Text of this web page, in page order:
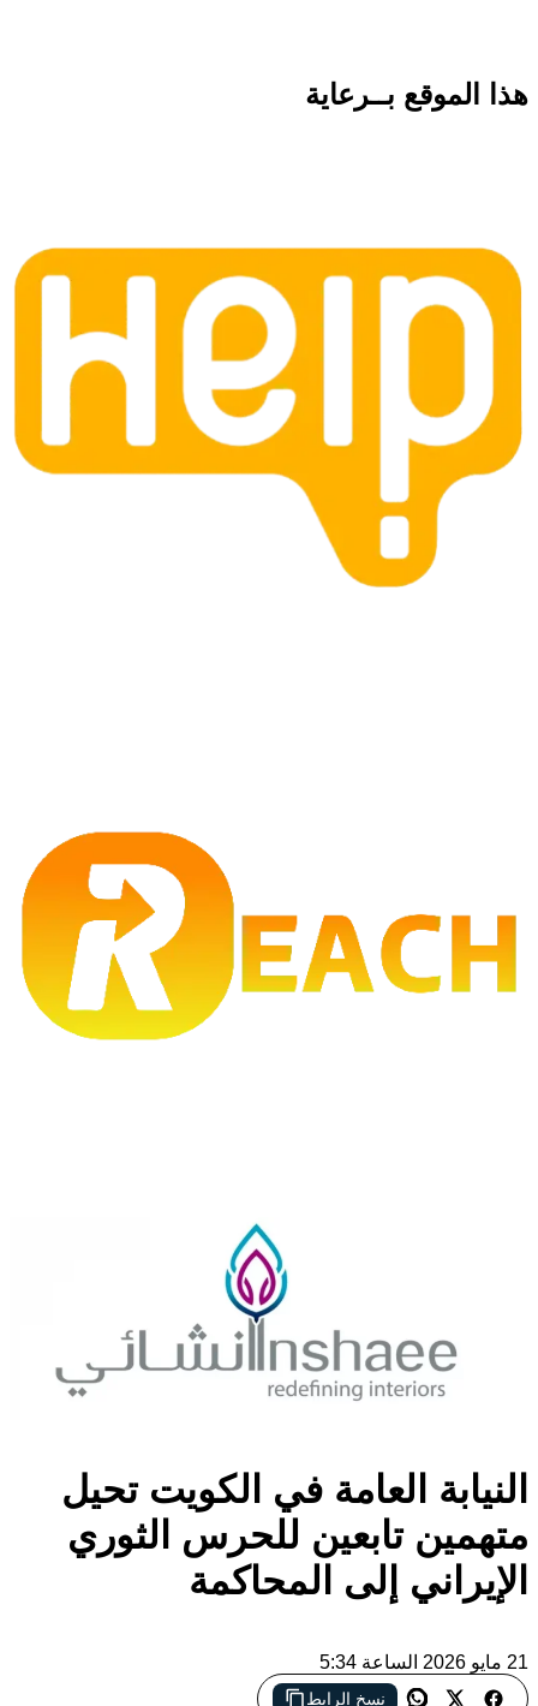
هذا الموقع بــرعاية
النيابة العامة في الكويت تحيل
متهمين تابعين للحرس الثوري
الإيراني إلى المحاكمة
21 مايو 2026 الساعة 5:34
نسخ الرابط